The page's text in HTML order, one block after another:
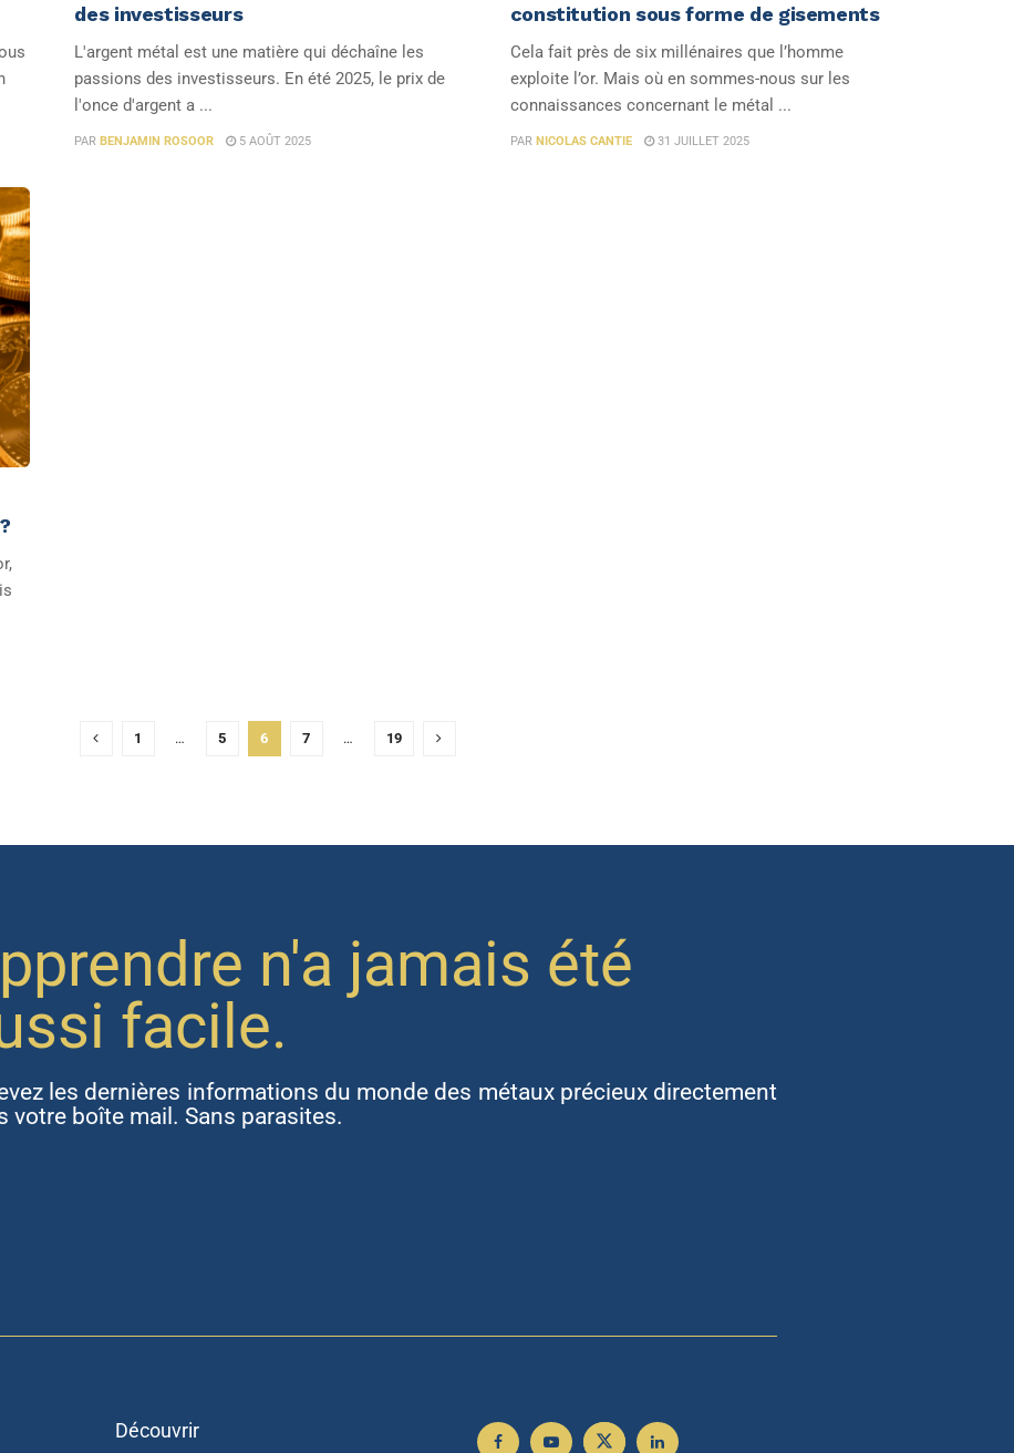
des investisseurs
L'argent métal est une matière qui déchaîne les
passions des investisseurs. En été 2025, le prix de
l'once d'argent a ...
PAR BENJAMIN ROSOOR 5 AOÛT 2025
constitution sous forme de gisements
Cela fait près de six millénaires que l’homme
exploite l’or. Mais où en sommes-nous sur les
connaissances concernant le métal ...
PAR NICOLAS CANTIE 31 JUILLET 2025
1 … 5 6 7 … 19
n'a jamais été
facile.
les dernières informations du monde des métaux précieux directement
votre boîte mail. Sans parasites.
Découvrir